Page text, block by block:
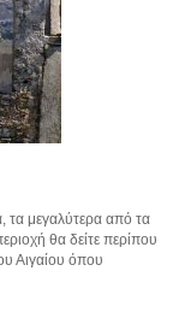
τα μεγαλύτερα από τα
θα δείτε περίπου
Αιγαίου όπου